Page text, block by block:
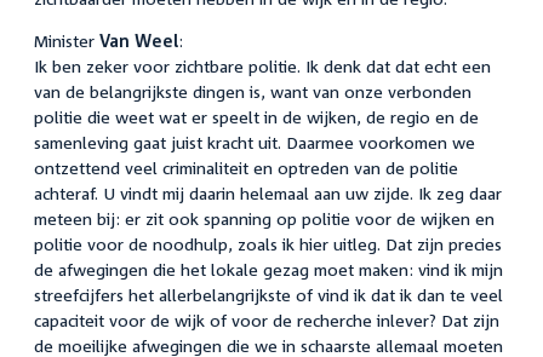
Minister Van Weel:
Ik ben zeker voor zichtbare politie. Ik denk dat dat echt een
van de belangrijkste dingen is, want van onze verbonden
politie die weet wat er speelt in de wijken, de regio en de
samenleving gaat juist kracht uit. Daarmee voorkomen we
ontzettend veel criminaliteit en optreden van de politie
achteraf. U vindt mij daarin helemaal aan uw zijde. Ik zeg daar
meteen bij: er zit ook spanning op politie voor de wijken en
politie voor de noodhulp, zoals ik hier uitleg. Dat zijn precies
de afwegingen die het lokale gezag moet maken: vind ik mijn
streefcijfers het allerbelangrijkste of vind ik dat ik dan te veel
capaciteit voor de wijk of voor de recherche inlever? Dat zijn
de moeilijke afwegingen die we in schaarste allemaal moeten